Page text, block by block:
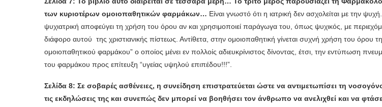
των κυριοτέρων ομοιοπαθητικών φαρμάκων… Είναι γνωστό ότι η ιατρική δεν ασχολείται με την
ψυχιατρική αποφεύγει τη χρήση του όρου αν και χρησιμοποιεί παράγωγα του, όπως ψυχικός, με
διάφορο αυτού της χριστιανικής πίστεως. Αντίθετα, στην ομοιοπαθητική γίνεται συχνή χρήση του όρου
ομοιοπαθητικού φαρμάκου” ο οποίος μένει εν πολλοίς αδιευκρίνιστος δίνοντας, έτσι, την εντύπωση
του φαρμάκου προς επίτευξη “υγείας υψηλού επιπέδου!!!”.
Σελίδα 8: Σε σοβαρές ασθένειες, η συνείδηση επιστρατεύεται ώστε να αντιμετωπίσει τη
τις εκδηλώσεις της και συνεπώς δεν μπορεί να βοηθήσει τον άνθρωπο να ανελιχθεί και να